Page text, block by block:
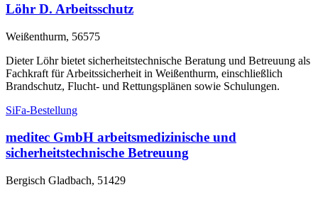
Löhr D. Arbeitsschutz
Weißenthurm, 56575
Dieter Löhr bietet sicherheitstechnische Beratung und Betreuung als
Fachkraft für Arbeitssicherheit in Weißenthurm, einschließlich
Brandschutz, Flucht- und Rettungsplänen sowie Schulungen.
SiFa-Bestellung
meditec GmbH arbeitsmedizinische und
sicherheitstechnische Betreuung
Bergisch Gladbach, 51429